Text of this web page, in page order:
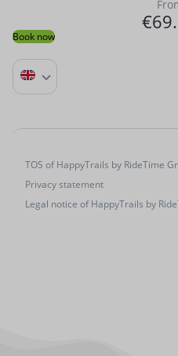
Book now
TOS of HappyTrails by RideTime
Privacy statement
Legal notice of HappyTrails by